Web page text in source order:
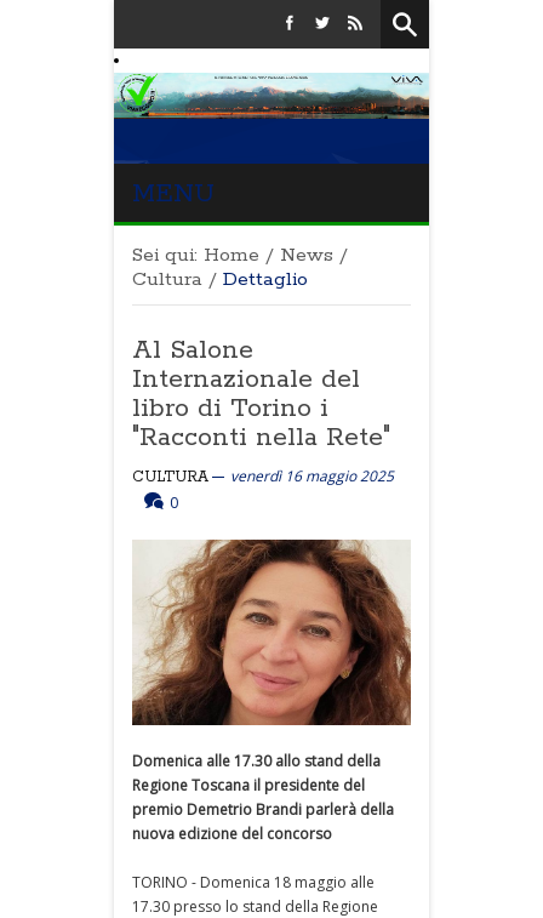
MENU
Sei qui: Home / News /
Cultura / Dettaglio
Al Salone
Internazionale del
libro di Torino i
"Racconti nella Rete"
CULTURA
venerdì 16 maggio 2025
0
Domenica alle 17.30 allo stand della
Regione Toscana il presidente del
premio Demetrio Brandi parlerà della
nuova edizione del concorso
TORINO - Domenica 18 maggio alle
17.30 presso lo stand della Regione